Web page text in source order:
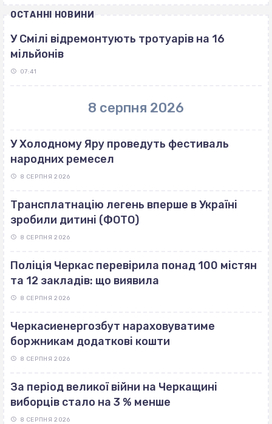
ОСТАННІ НОВИНИ
У Смілі відремонтують тротуарів на 16
мільйонів
07:41
8 серпня 2026
У Холодному Яру проведуть фестиваль
народних ремесел
8 СЕРПНЯ 2026
Трансплатнацію легень вперше в Україні
зробили дитині (ФОТО)
8 СЕРПНЯ 2026
Поліція Черкас перевірила понад 100 містян
та 12 закладів: що виявила
8 СЕРПНЯ 2026
Черкасиенергозбут нараховуватиме
боржникам додаткові кошти
8 СЕРПНЯ 2026
За період великої війни на Черкащині
виборців стало на 3 % менше
8 СЕРПНЯ 2026